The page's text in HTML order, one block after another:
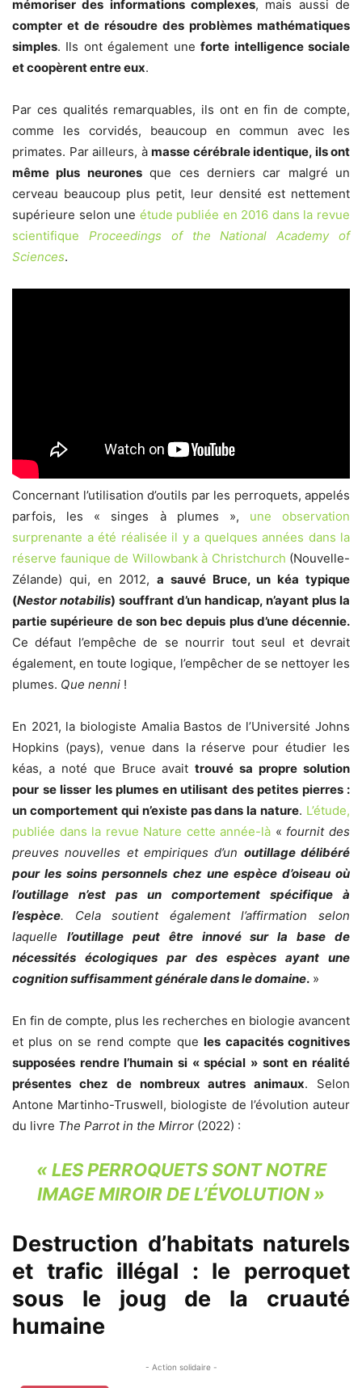
mémoriser des informations complexes, mais aussi de
compter et de résoudre des problèmes mathématiques
simples. Ils ont également uneforte intelligence sociale
et coopèrent entre eux.
Par ces qualités remarquables, ils ont en fin de compte,
comme les corvidés, beaucoup en commun avec les
primates. Par ailleurs, à masse cérébrale identique, ils ont
même plus neuronesque ces derniers car malgré un
cerveau beaucoup plus petit, leur densité est nettement
supérieure selon une étude publiée en 2016 dans la revue
scientifique Proceedings of the National Academy of
Sciences.
Concernant l’utilisation d’outils par les perroquets, appelés
parfois, les « singes à plumes », une observation
surprenante a été réalisée il y a quelques années dans la
réserve faunique de Willowbank à Christchurch (Nouvelle-
Zélande) qui, en 2012,a sauvé Bruce, un kéa typique
(Nestor notabilis) souffrant d’un handicap, n’ayant plus la
partie supérieure de son bec depuis plus d’une décennie.
Ce défaut l’empêche de se nourrir tout seul et devrait
également, en toute logique, l’empêcher de se nettoyer les
plumes. Que nenni !
En 2021, la biologiste Amalia Bastos de l’Université Johns
Hopkins (pays), venue dans la réserve pour étudier les
kéas, a noté que Bruce avaittrouvésa propre solution
pour se lisser les plumes en utilisant des petites pierres :
un comportement qui n’existe pas dans la nature. L’étude,
publiée dans la revue Nature cette année-là « fournit des
preuves nouvelles et empiriques d’un outillage délibéré
pour les soins personnels chez une espèce d’oiseau où
l’outillage n’est pas un comportement spécifique à
l’espèce. Cela soutient également l’affirmation selon
laquelle l’outillage peut être innové sur la base de
nécessités écologiques par des espèces ayant une
cognition suffisamment générale dans le domaine. »
En fin de compte, plus les recherches en biologie avancent
et plus on se rend compte queles capacités cognitives
supposées rendre l’humain si « spécial » sont en réalité
présentes chez de nombreux autres animaux. Selon
Antone Martinho-Truswell, biologiste de l’évolution auteur
du livre The Parrot in the Mirror (2022) :
« LES PERROQUETS SONT NOTRE
IMAGE MIROIR DE L’ÉVOLUTION »
Destruction d’habitats naturels
et trafic illégal : le perroquet
sous le joug de la cruauté
humaine
- Action solidaire -